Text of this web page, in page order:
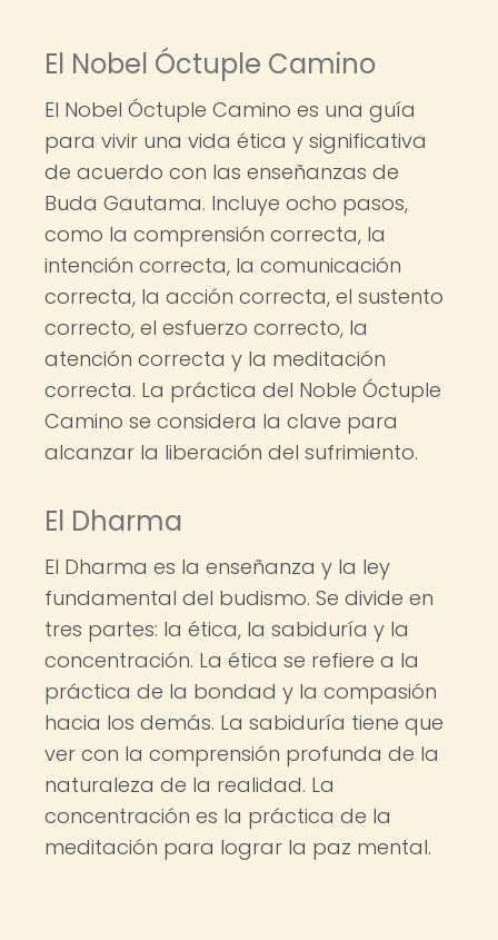
El Nobel Óctuple Camino
El Nobel Óctuple Camino es una guía
para vivir una vida ética y significativa
de acuerdo con las enseñanzas de
Buda Gautama. Incluye ocho pasos,
como la comprensión correcta, la
intención correcta, la comunicación
correcta, la acción correcta, el sustento
correcto, el esfuerzo correcto, la
atención correcta y la meditación
correcta. La práctica del Noble Óctuple
Camino se considera la clave para
alcanzar la liberación del sufrimiento.
El Dharma
El Dharma es la enseñanza y la ley
fundamental del budismo. Se divide en
tres partes: la ética, la sabiduría y la
concentración. La ética se refiere a la
práctica de la bondad y la compasión
hacia los demás. La sabiduría tiene que
ver con la comprensión profunda de la
naturaleza de la realidad. La
concentración es la práctica de la
meditación para lograr la paz mental.